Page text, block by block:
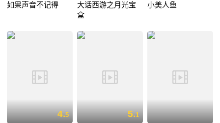
如果声音不记得
大话西游之月光宝
盒
小美人鱼
4.5 5.1